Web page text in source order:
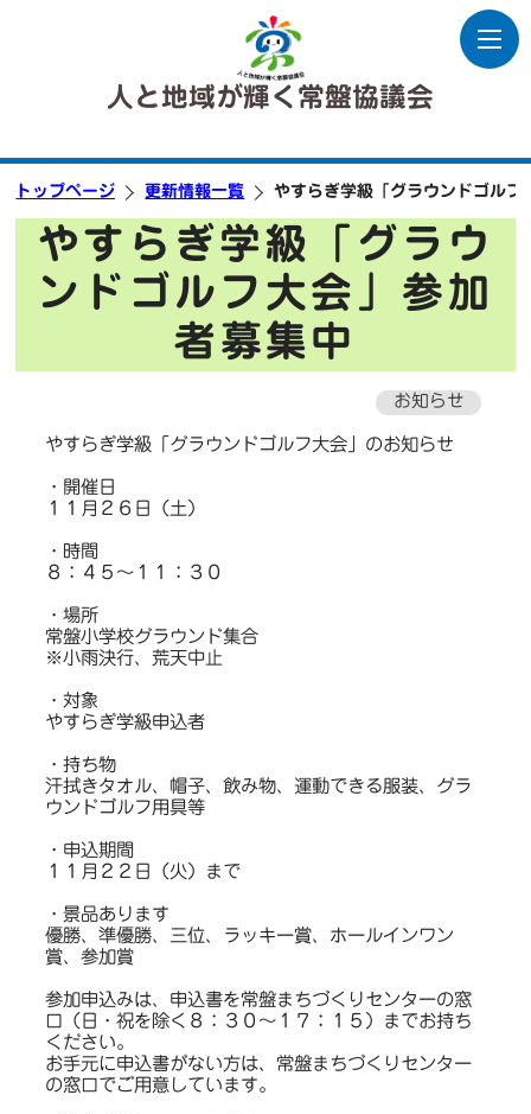
人と地域が輝く常盤協議会
トップページ 更新情報一覧 やすらぎ学級「グラウンドゴルフ
やすらぎ学級「グラウ
ンドゴルフ大会」参加
者募集中
お知らせ
やすらぎ学級「グラウンドゴルフ大会」のお知らせ
・開催日
１１月２６日（土）
・時間
８：４５～１１：３０
・場所
常盤小学校グラウンド集合
※小雨決行、荒天中止
・対象
やすらぎ学級申込者
・持ち物
汗拭きタオル、帽子、飲み物、運動できる服装、グラ
ウンドゴルフ用具等
・申込期間
１１月２２日（火）まで
・景品あります
優勝、準優勝、三位、ラッキー賞、ホールインワン
賞、参加賞
参加申込みは、申込書を常盤まちづくりセンターの窓
口（日・祝を除く８：３０～１７：１５）までお持ち
ください。
お手元に申込書がない方は、常盤まちづくりセンター
の窓口でご用意しています。